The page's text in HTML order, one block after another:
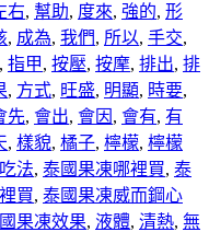
右, 幫助, 度來, 強的, 形
, 成為, 我們, 所以, 手交,
, 指甲, 按壓, 按摩, 排出, 排
, 方式, 旺盛, 明顯, 時要,
先, 會出, 會因 , 會有, 有
, 樣貌, 橘子, 檸檬, 檸檬
法, 泰國果凍哪裡買, 泰
買, 泰國果凍威而鋼心
果凍效果, 液體, 清熱, 無